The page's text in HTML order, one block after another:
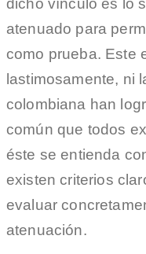
dicho vínculo es lo
atenuado para
como prueba. Este
lastimosamente, ni
colombiana han
común que todos
éste se entienda
existen criterios
evaluar
atenuación.